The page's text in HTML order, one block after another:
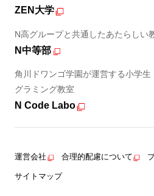
ZEN大学
N高グループと共通したあたらしい
N中等部
角川ドワンゴ学園が運営する小学
グラミング教室
N Code Labo
運営会社 合理的配慮について
サイトマップ